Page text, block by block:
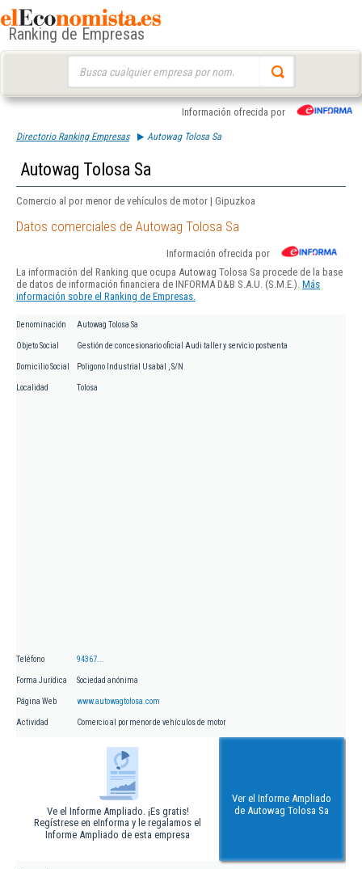
Ranking de Empresas
Información ofrecida por
Directorio Ranking Empresas Autowag Tolosa Sa
Autowag Tolosa Sa
Comercio al por menor de vehículos de motor | Gipuzkoa
Datos comerciales de Autowag Tolosa Sa
Información ofrecida por
La información del Ranking que ocupa Autowag Tolosa Sa procede de la base
de datos de información financiera de INFORMA D&B S.A.U. (S.M.E.). Más
información sobre el Ranking de Empresas.
Denominación Autowag Tolosa Sa
Objeto Social Gestión de concesionario oficial Audi taller y servicio postventa
Domicilio Social Poligono Industrial Usabal , S/N
Localidad Tolosa
Teléfono 94367...
Forma Jurídica Sociedad anónima
Página Web www.autowagtolosa.com
Actividad Comercio al por menor de vehículos de motor
Ve el Informe Ampliado. ¡Es gratis!
Regístrese en eInforma y le regalamos el
Informe Ampliado de esta empresa
Ver el Informe Ampliado
de Autowag Tolosa Sa